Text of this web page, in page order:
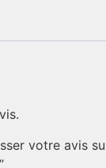
votre avis